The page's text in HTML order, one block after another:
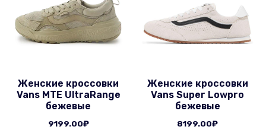
Женские кроссовки
Vans MTE UltraRange
бежевые
9199.00₽
Женские кроссовки
Vans Super Lowpro
бежевые
8199.00₽